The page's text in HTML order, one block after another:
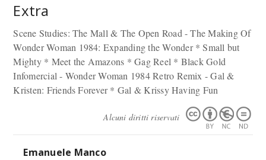
Extra
Scene Studies: The Mall & The Open Road - The Making Of
Wonder Woman 1984: Expanding the Wonder * Small but
Mighty * Meet the Amazons * Gag Reel * Black Gold
Infomercial - Wonder Woman 1984 Retro Remix - Gal &
Kristen: Friends Forever * Gal & Krissy Having Fun
Alcuni diritti riservati
Emanuele Manco